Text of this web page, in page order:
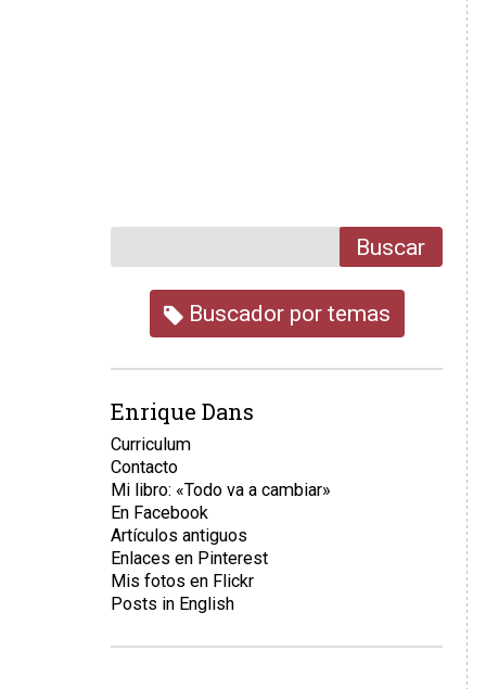
Buscar
Buscador por temas
Enrique Dans
Curriculum
Contacto
Mi libro: «Todo va a cambiar»
En Facebook
Artículos antiguos
Enlaces en Pinterest
Mis fotos en Flickr
Posts in English